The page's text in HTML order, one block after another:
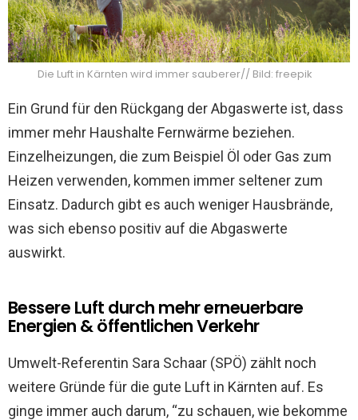
Die Luft in Kärnten wird immer sauberer// Bild: freepik
Ein Grund für den Rückgang der Abgaswerte ist, dass
immer mehr Haushalte Fernwärme beziehen.
Einzelheizungen, die zum Beispiel Öl oder Gas zum
Heizen verwenden, kommen immer seltener zum
Einsatz. Dadurch gibt es auch weniger Hausbrände,
was sich ebenso positiv auf die Abgaswerte
auswirkt.
Bessere Luft durch mehr erneuerbare
Energien & öffentlichen Verkehr
Umwelt-Referentin Sara Schaar (SPÖ) zählt noch
weitere Gründe für die gute Luft in Kärnten auf. Es
ginge immer auch darum, “zu schauen, wie bekomme